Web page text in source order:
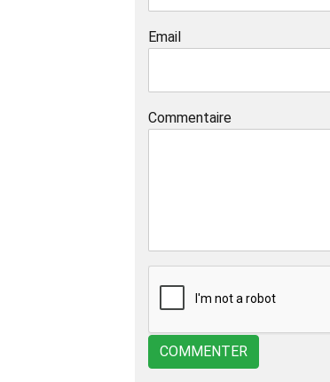
Email
Commentaire
COMMENTER